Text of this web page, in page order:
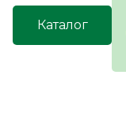
Каталог